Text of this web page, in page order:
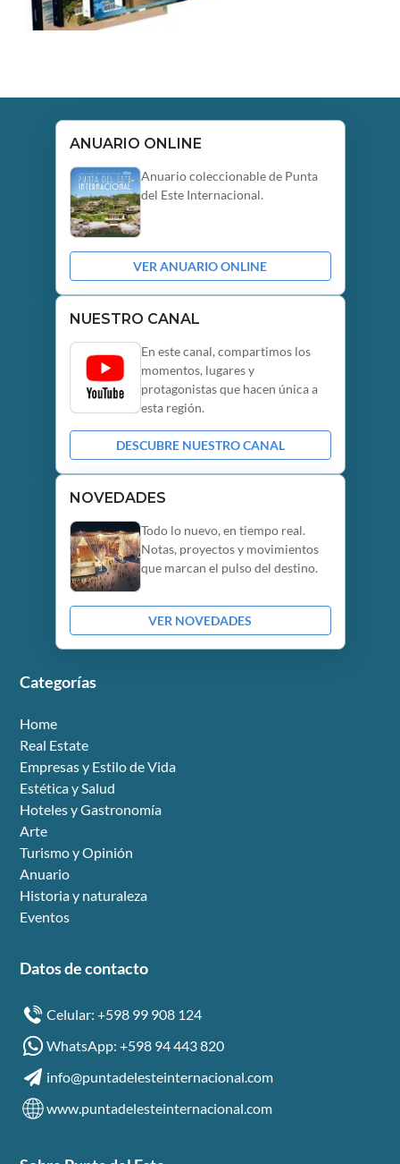
ANUARIO ONLINE
Anuario coleccionable de Punta
del Este Internacional.
VER ANUARIO ONLINE
NUESTRO CANAL
En este canal, compartimos los
momentos, lugares y
protagonistas que hacen única a
esta región.
DESCUBRE NUESTRO CANAL
NOVEDADES
Todo lo nuevo, en tiempo real.
Notas, proyectos y movimientos
que marcan el pulso del destino.
VER NOVEDADES
Categorías
Home
Real Estate
Empresas y Estilo de Vida
Estética y Salud
Hoteles y Gastronomía
Arte
Turismo y Opinión
Anuario
Historia y naturaleza
Eventos
Datos de contacto
Celular: +598 99 908 124
WhatsApp: +598 94 443 820
info@puntadelesteinternacional.com
www.puntadelesteinternacional.com